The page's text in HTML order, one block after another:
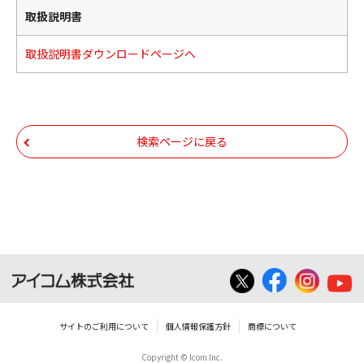
取扱説明書
取扱説明書ダウンロードページへ
検索ページに戻る
サイトのご利用について 個人情報保護方針 商標について
Copyright © Icom Inc.